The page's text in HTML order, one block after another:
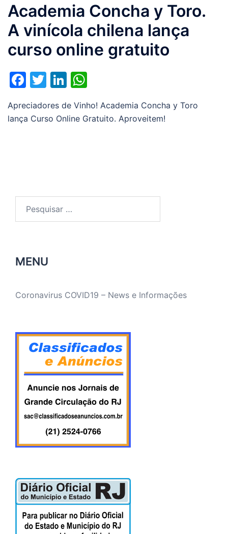
Academia Concha y Toro.
A vinícola chilena lança
curso online gratuito
Facebook
TwitterLinkedIn
Apreciadores de Vinho! Academia Concha y Toro
lança Curso Online Gratuito. Aproveitem!
por:
MENU
Coronavirus COVID19 – News e Informações